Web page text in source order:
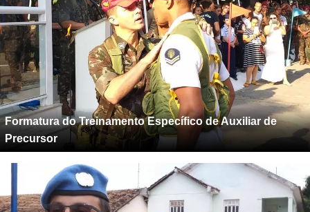
Formatura do Treinamento Específico de Auxiliar de
Precursor